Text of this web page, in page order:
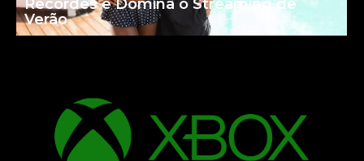
Recordes e Domina o Streaming de
Verão